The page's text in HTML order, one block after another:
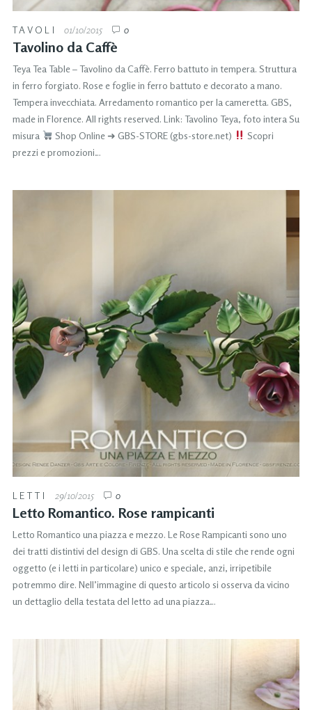
TAVOLI 01/10/2015 0
Tavolino da Caffè
Teya Tea Table – Tavolino da Caffè. Ferro battuto in tempera. Struttura
in ferro forgiato. Rose e foglie in ferro battuto e decorato a mano.
Tempera invecchiata. Arredamento romantico per la cameretta. GBS,
made in Florence. All rights reserved. Link: Tavolino Teya, foto intera Su
misura
Shop Online ➜ GBS-STORE (gbs-store.net)
Scopri
prezzi e promozioni…
LETTI 29/10/2015 0
Letto Romantico. Rose rampicanti
Letto Romantico una piazza e mezzo. Le Rose Rampicanti sono uno
dei tratti distintivi del design di GBS. Una scelta di stile che rende ogni
oggetto (e i letti in particolare) unico e speciale, anzi, irripetibile
potremmo dire. Nell’immagine di questo articolo si osserva da vicino
un dettaglio della testata del letto ad una piazza…